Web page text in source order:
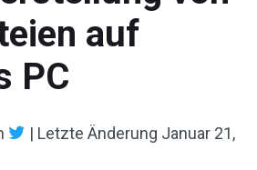
auf
PC
| Letzte Änderung Januar 21,